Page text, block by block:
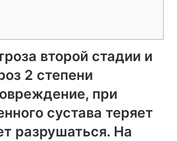
второй стадии и
2 степени
при
сустава теряет
разрушаться. На